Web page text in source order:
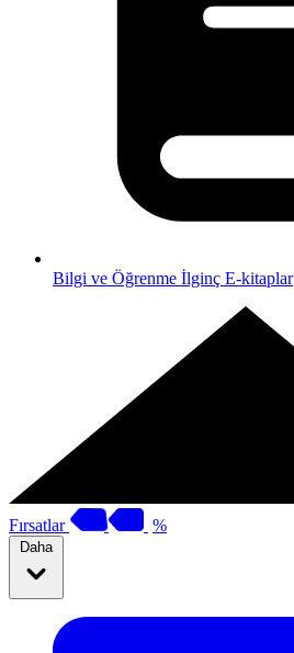
Bilgi ve Öğrenme İlginç E-kitaplar
Fırsatlar %
Daha